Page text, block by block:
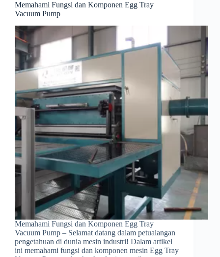
Memahami Fungsi dan Komponen Egg Tray
Vacuum Pump
Memahami Fungsi dan Komponen Egg Tray
Vacuum Pump – Selamat datang dalam petualangan
pengetahuan di dunia mesin industri! Dalam artikel
ini memahami fungsi dan komponen mesin Egg Tray